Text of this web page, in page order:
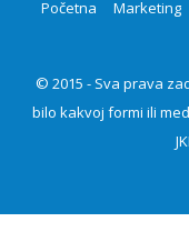
Početna Marketing
© 2015 - Sva prava
bilo kakvoj formi ili